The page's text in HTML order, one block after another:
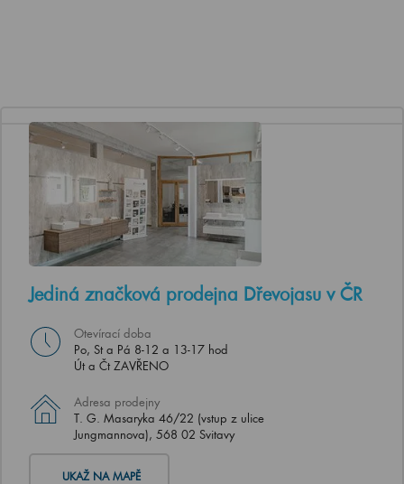
Jediná značková prodejna Dřevojasu v ČR
Otevírací doba
Po, St a Pá 8-12 a 13-17 hod
Út a Čt ZAVŘENO
Adresa prodejny
T. G. Masaryka 46/22 (vstup z ulice
Jungmannova), 568 02 Svitavy
UKAŽ NA MAPĚ